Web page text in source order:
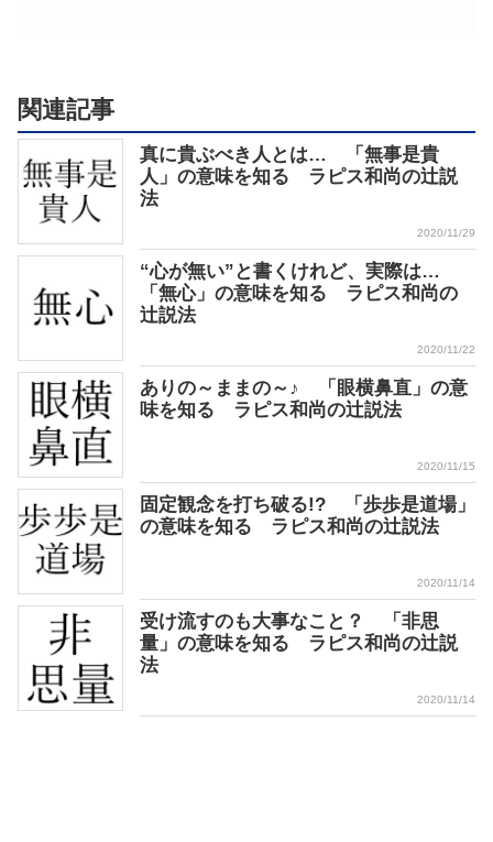
関連記事
真に貴ぶべき人とは… 「無事是貴
人」の意味を知る ラピス和尚の辻説
法
2020/11/29
“心が無い”と書くけれど、実際は…
「無心」の意味を知る ラピス和尚の
辻説法
2020/11/22
ありの～ままの～♪ 「眼横鼻直」の意
味を知る ラピス和尚の辻説法
2020/11/15
固定観念を打ち破る!? 「歩歩是道場」
の意味を知る ラピス和尚の辻説法
2020/11/14
受け流すのも大事なこと？ 「非思
量」の意味を知る ラピス和尚の辻説
法
2020/11/14